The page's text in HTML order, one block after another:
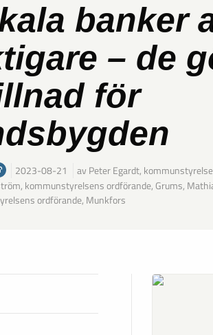
banker
– de
för
2023-08-21
av Peter Egardt,
kommunstyrelsens ordförande, Grums,
ordförande, Munkfors